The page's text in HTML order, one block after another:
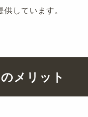
しています。
メリット